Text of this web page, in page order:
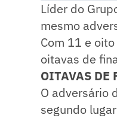
Líder do
mesmo
Com 11 e
oitavas de
OITAVAS DE
O adversário
segundo